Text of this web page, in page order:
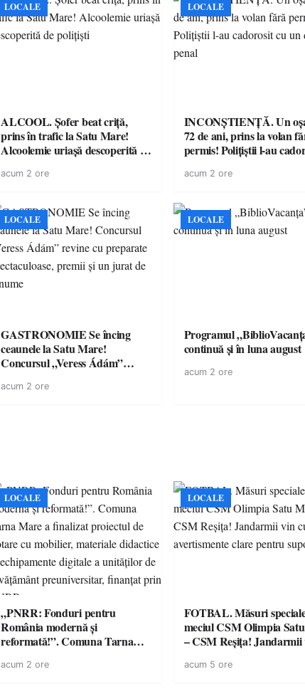
LOCALE
ALCOOL. Șofer beat criță,
prins în trafic la Satu Mare!
Alcoolemie uriașă descoperită de
acum 2 ore
LOCALE
INCONȘTIENȚĂ. Un
72 de ani, prins la volan
permis! Polițiștii l-au
acum 2 ore
LOCALE
GASTRONOMIE Se încing
ceaunele la Satu Mare!
Concursul „Veress Ádám”
spectaculoase, premii și un jurat
acum 2 ore
LOCALE
Programul
continuă și în luna august
acum 2 ore
LOCALE
„PNRR: Fonduri pentru
România modernă și
reformată!”. Comuna Tarna
dotare cu mobilier, materiale
acum 2 ore
LOCALE
FOTBAL. Măsuri
meciul CSM Olimpia
– CSM Reșița! Jandarmii
suporteri
acum 5 ore